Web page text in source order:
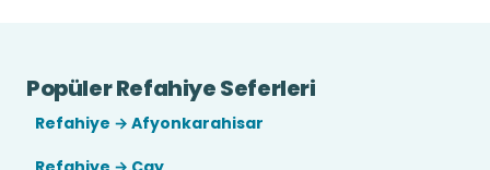
Popüler Refahiye Seferleri
Refahiye → Afyonkarahisar